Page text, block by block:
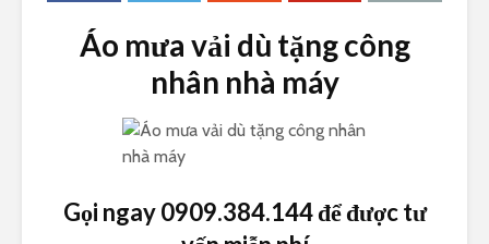
Áo mưa vải dù tặng công
nhân nhà máy
Gọi ngay 0909.384.144 để được tư